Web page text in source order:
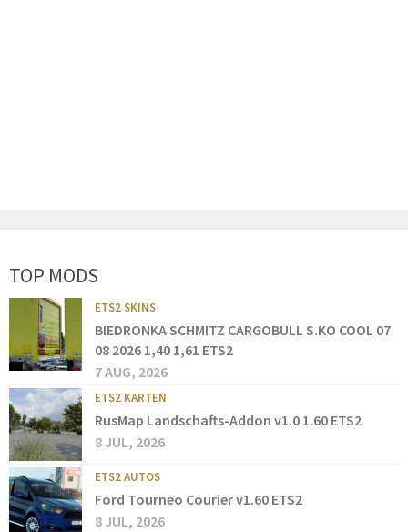
TOP MODS
ETS2 SKINS
BIEDRONKA SCHMITZ CARGOBULL S.KO COOL 07
08 2026 1,40 1,61 ETS2
7 AUG, 2026
ETS2 KARTEN
RusMap Landschafts-Addon v1.0 1.60 ETS2
8 JUL, 2026
ETS2 AUTOS
Ford Tourneo Courier v1.60 ETS2
8 JUL, 2026